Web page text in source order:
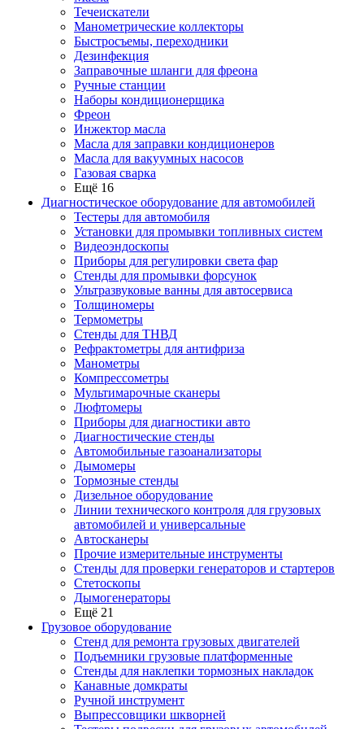
Течеискатели
Манометрические коллекторы
Быстросъемы, переходники
Дезинфекция
Заправочные шланги для фреона
Ручные станции
Наборы кондиционерщика
Фреон
Инжектор масла
Масла для заправки кондиционеров
Масла для вакуумных насосов
Газовая сварка
Ещё 16
Диагностическое оборудование для автомобилей
Тестеры для автомобиля
Установки для промывки топливных систем
Видеоэндоскопы
Приборы для регулировки света фар
Стенды для промывки форсунок
Ультразвуковые ванны для автосервиса
Толщиномеры
Термометры
Стенды для ТНВД
Рефрактометры для антифриза
Манометры
Компрессометры
Мультимарочные сканеры
Люфтомеры
Приборы для диагностики авто
Диагностические стенды
Автомобильные газоанализаторы
Дымомеры
Тормозные стенды
Дизельное оборудование
Линии технического контроля для грузовых
автомобилей и универсальные
Автосканеры
Прочие измерительные инструменты
Стенды для проверки генераторов и стартеров
Стетоскопы
Дымогенераторы
Ещё 21
Грузовое оборудование
Стенд для ремонта грузовых двигателей
Подъемники грузовые платформенные
Стенды для наклепки тормозных накладок
Канавные домкраты
Ручной инструмент
Выпрессовщики шкворней